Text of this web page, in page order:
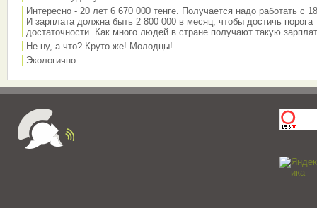
Интересно - 20 лет 6 670 000 тенге. Получается надо работать с
И зарплата должна быть 2 800 000 в месяц, чтобы достичь порога
достаточности. Как много людей в стране получают такую
Не ну, а что? Круто же! Молодцы!
Экологично